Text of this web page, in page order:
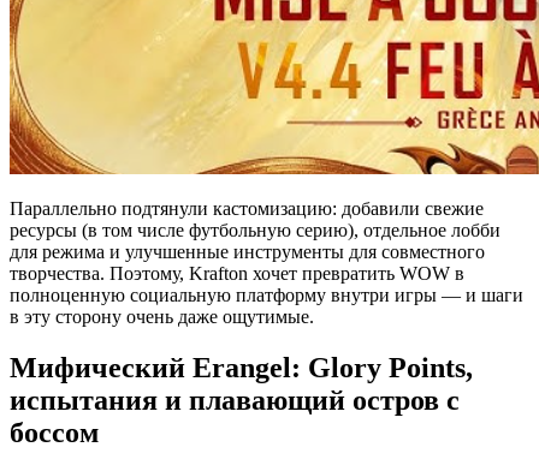
Параллельно подтянули кастомизацию: добавили свежие
ресурсы (в том числе футбольную серию), отдельное лобби
для режима и улучшенные инструменты для совместного
творчества. Поэтому, Krafton хочет превратить WOW в
полноценную социальную платформу внутри игры — и шаги
в эту сторону очень даже ощутимые.
Мифический Erangel: Glory Points,
испытания и плавающий остров с
боссом